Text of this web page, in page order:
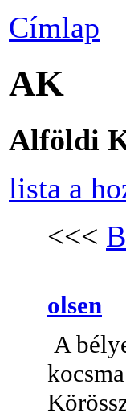
Címlap
AK
Alföldi
lista a
<<<
olsen
A